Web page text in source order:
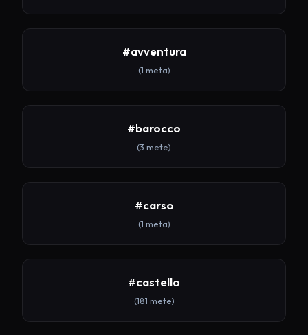
#avventura
(1 meta)
#barocco
(3 mete)
#carso
(1 meta)
#castello
(181 mete)